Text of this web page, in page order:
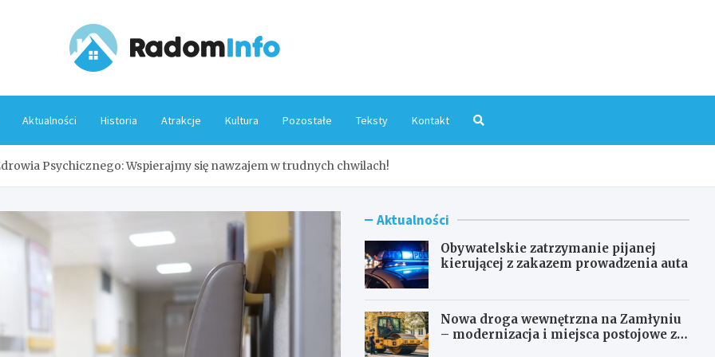
Aktualności Historia Atrakcje Kultura Pozostałe Teksty Kontakt
Psychicznego: Wspierajmy się nawzajem w trudnych chwilach!
Aktualności
Obywatelskie zatrzymanie pijanej
kierującej z zakazem prowadzenia auta
Nowa droga wewnętrzna na Zamłyniu
– modernizacja i miejsca postojowe za